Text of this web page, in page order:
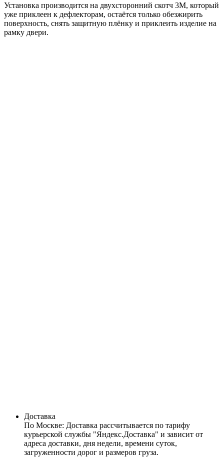
Установка производится на двухсторонний скотч 3М, который
уже приклеен к дефлекторам, остаётся только обезжирить
поверхность, снять защитную плёнку и приклеить изделие на
рамку двери.
Доставка
По Москве: Доставка рассчитывается по тарифу
курьерской службы "Яндекс.Доставка" и зависит от
адреса доставки, дня недели, времени суток,
загруженности дорог и размеров груза.